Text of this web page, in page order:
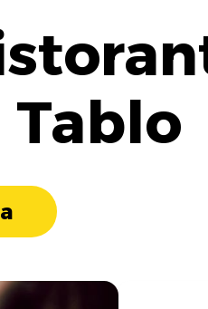
Tablo